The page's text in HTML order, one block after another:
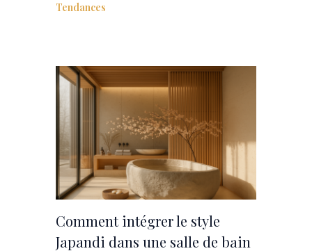
Tendances
Comment intégrer le style
Japandi dans une salle de bain